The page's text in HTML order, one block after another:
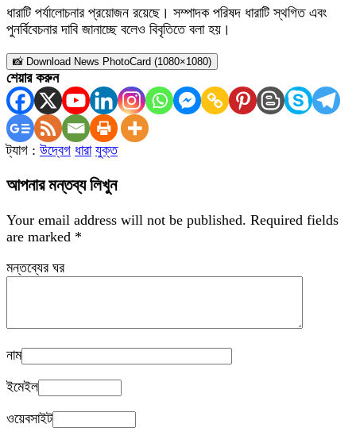
ধারাটি পর্যালোচনার প্রয়োজন রয়েছে। সম্পাদক পরিষদ ধারাটি স্থগিত এবং
পুনর্বিবেচনার দাবি জানাচ্ছে বলেও বিবৃতিতে বলা হয়।
📸 Download News PhotoCard (1080×1080)
শেয়ার করুন
ট্যাগ : উদ্বেগ ধারা যুক্ত
আপনার মন্তব্য লিখুন
Your email address will not be published. Required fields
are marked *
মন্তব্যের ঘর
নাম
ইমেইল
ওয়েবসাইট